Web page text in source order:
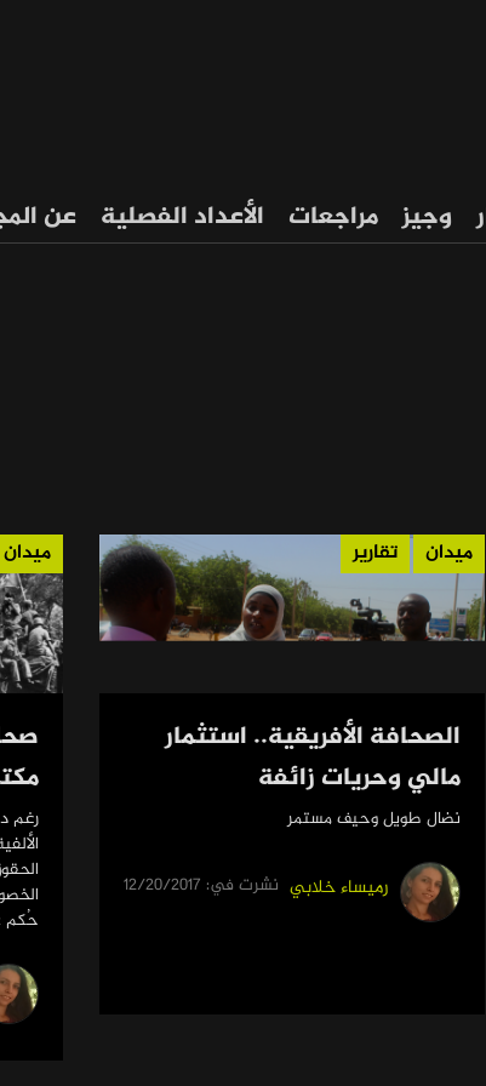
وجيز مراجعات الأعداد الفصلية عن
ميدان تقارير
الصحافة الأفريقية.. استثمار
مالي وحريات زائفة
نضال طويل وحيف مستمر
رميساء خلابي نشرت في: 12/20/2017
ميدان
رغم
حُكم